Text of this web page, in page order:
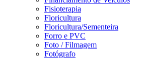
Fisioterapia
Floricultura
Floricultura/Sementeira
Forro e PVC
Foto / Filmagem
Fotógrafo